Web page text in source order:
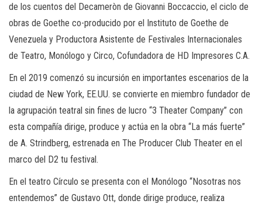
de los cuentos del Decameròn de Giovanni Boccaccio, el ciclo de
obras de Goethe co-producido por el Instituto de Goethe de
Venezuela y Productora Asistente de Festivales Internacionales
de Teatro, Monólogo y Circo, Cofundadora de HD Impresores C.A.
En el 2019 comenzó su incursión en importantes escenarios de la
ciudad de New York, EE.UU. se convierte en miembro fundador de
la agrupación teatral sin fines de lucro “3 Theater Company” con
esta compañía dirige, produce y actúa en la obra “La más fuerte”
de A. Strindberg, estrenada en The Producer Club Theater en el
marco del D2 tu festival.
En el teatro Círculo se presenta con el Monólogo “Nosotras nos
entendemos” de Gustavo Ott, donde dirige produce, realiza